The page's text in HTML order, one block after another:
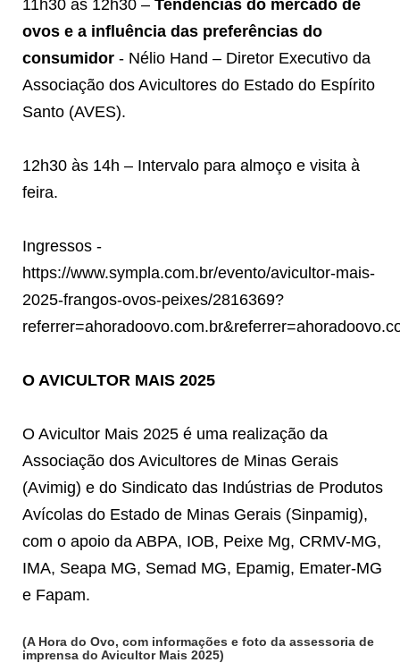
11h30 às 12h30 – Tendências do mercado de
ovos e a influência das preferências do
consumidor - Nélio Hand – Diretor Executivo da
Associação dos Avicultores do Estado do Espírito
Santo (AVES).
12h30 às 14h – Intervalo para almoço e visita à
feira.
Ingressos -
https://www.sympla.com.br/evento/avicultor-mais-
2025-frangos-ovos-peixes/2816369?
O AVICULTOR MAIS 2025
O Avicultor Mais 2025 é uma realização da
Associação dos Avicultores de Minas Gerais
(Avimig) e do Sindicato das Indústrias de Produtos
Avícolas do Estado de Minas Gerais (Sinpamig),
com o apoio da ABPA, IOB, Peixe Mg, CRMV-MG,
IMA, Seapa MG, Semad MG, Epamig, Emater-MG
e Fapam.
(A Hora do Ovo, com informações e foto da assessoria de
imprensa do Avicultor Mais 2025)